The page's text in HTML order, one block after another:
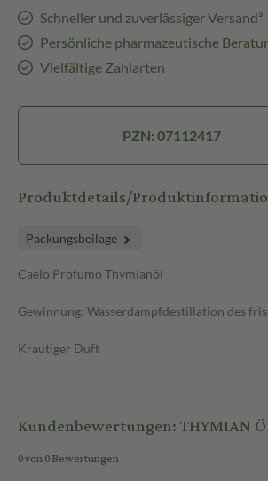
Schneller und zuverlässiger Versand³
Persönliche pharmazeutische
Vielfältige Zahlarten
PZN: 07112417
Produktdetails/
Packungsbeilage
Caelo Profumo Thymianöl
Gewinnung: Wasserdampfdestillation des
Krautiger Duft
Kundenbewertungen: THYMIAN
0 von 0 Bewertungen